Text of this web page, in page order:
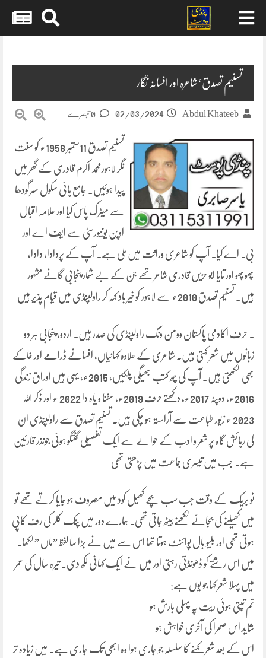
تسنیم تصدق‘شاعرہ اور افسانہ نگار
Abdul Khateeb
02/03/2024
تسنیم تصدق 11ستمبر 1958ء کو سنت
نگر لاہورمحمد اکرم قادری کے گھر میں
پیدا ہوئیں۔ جامع ہائی سکول سرگودھا
سے میٹرک پاس کیا اور علامہ اقبال
اوپن یونیورسٹی سے ایف اے اور
بی۔ اے کیا۔ آپ کو شاعری وراثت میں ملی ہے۔ آپ کے پردادا، دادا،
پھوپھو اور تایا ابو حزیں قادری شاعر تھے جن کے بے شمار پنجابی گانے مشہور
ہیں۔ تسنیم تصدق 2010ء سے لاہور کو خیر باد کہہ کر راولپنڈی میں قیام پذیر ہیں
۔ حرف اکادمی پاکستان وومن ونگ راولپنڈی کی صدر ہیں۔ اردو، پنجابی ہر دو
زبانوں میں شعر کہتی ہیں۔ شاعری کے علاوہ کہانیاں، افسانے ڈرامے اور خاکے
بھی لکھتی ہیں۔ آپ کی چھ کتب بھیگی پلکیں، 2015ء، یہی ہیں اوراق زندگی
2016ء، دوپٹہ 2017ء، دکھتے حرف 2019ء، سفنا و یاہ دا 2022 ء اور ذکر اللہ
2023 ء زیور طباعت سے آراستہ ہو چکی ہیں۔ تسنیم تصدق سے راولپنڈی ان
کی رہائش گاہ پر شعر و ادب کے حوالے سے ایک تفصیلی گفتگو ہوئی جونذر قارئین
ہے۔ جب میں تیسری جماعت میں پڑھتی تھی
تو بریک کے وقت جب سب بچے کھیل کود میں مصروف ہو جایا کرتے تھے تو
میں کھیلنے کی بجائے لکھنے بیٹھ جاتی تھی۔ ہمارے دور میں پنک کلر کی رف کاپی
ہوتی تھی اور بلیو بال پوائنٹ ہوتا تھا اس سے میں نے بڑا سا لفظ ”ماں ”لکھا۔
میں اس رشتے کو ڈھونڈتی رہتی اور میں نے ایک کہانی لکھ دی۔ تیرہ سال کی عمر
میں پہلا شعر کہا جو یوں ہے:
تم تپتی ہوئی ریت پہ پہلی بارش ہو
شاید اس صحرا کی آخری خواہش ہو
اس کے بعد شعر کہنے کا سلسلہ جو جاری ہوا وہ ابھی تک جاری ہے۔ میں زیادہ تر